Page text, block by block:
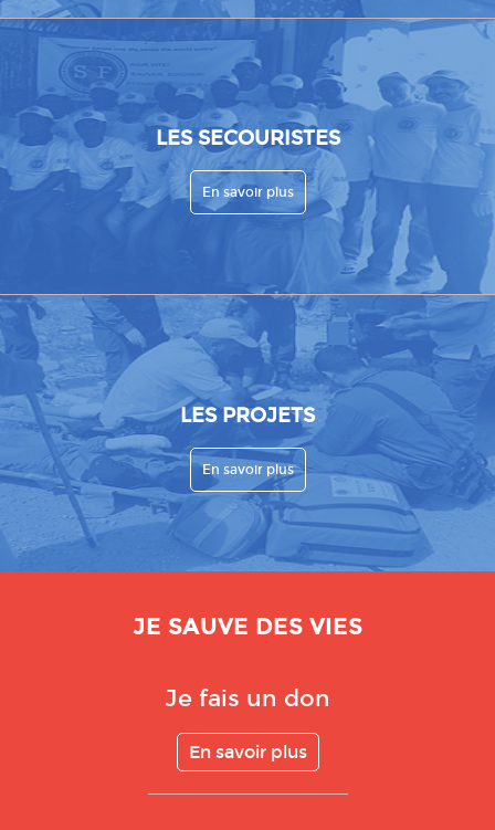
LES SECOURISTES
En savoir plus
LES PROJETS
En savoir plus
JE SAUVE DES VIES
Je fais un don
En savoir plus